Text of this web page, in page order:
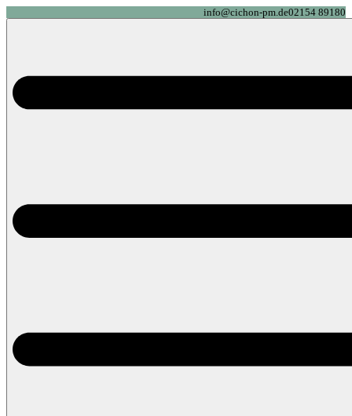
info@cichon-pm.de02154 89180